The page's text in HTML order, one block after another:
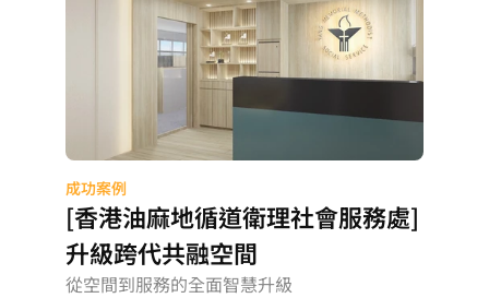
成功案例
[香港油麻地循道衛理社會服務處]
升級跨代共融空間
從空間到服務的全面智慧升級